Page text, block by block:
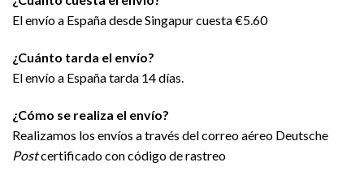
El envío a España desde Singapur cuesta €5.60
¿Cuánto tarda el envío?
El envío a España tarda 14 días.
¿Cómo se realiza el envío?
Realizamos los envíos a través del correo aéreo Deutsche
Postcertificado con código de rastreo